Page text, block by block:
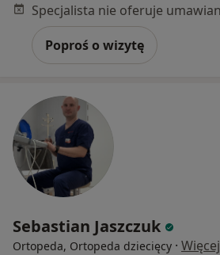
Poproś o wizytę
Sebastian Jaszczuk
Ortopeda, Ortopeda dziecięcy · Więcej